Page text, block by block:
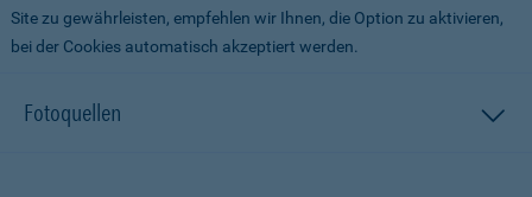
Site zu gewährleisten, empfehlen wir Ihnen, die Option zu aktivieren,
bei der Cookies automatisch akzeptiert werden.
Fotoquellen